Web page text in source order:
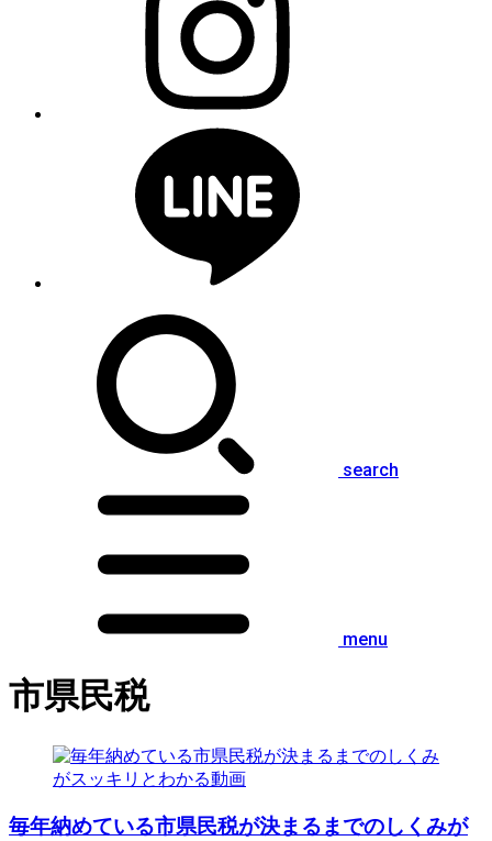
search
menu
市県民税
毎年納めている市県民税が決まるまでのしくみが